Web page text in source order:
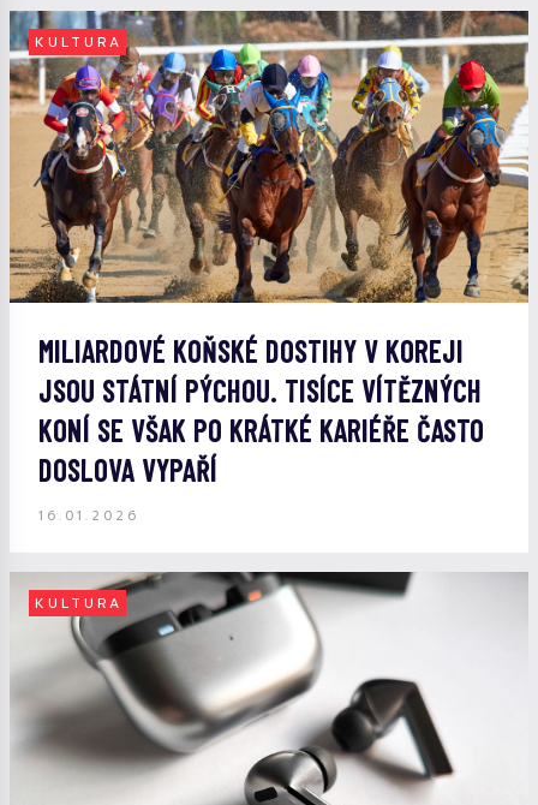
KULTURA
MILIARDOVÉ KOŇSKÉ DOSTIHY V KOREJI
JSOU STÁTNÍ PÝCHOU. TISÍCE VÍTĚZNÝCH
KONÍ SE VŠAK PO KRÁTKÉ KARIÉŘE ČASTO
DOSLOVA VYPAŘÍ
16.01.2026
KULTURA